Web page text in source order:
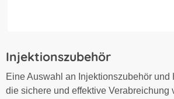
Injektionszubehör
Eine Auswahl an Injektionszubehör und
die sichere und effektive Verabreichung